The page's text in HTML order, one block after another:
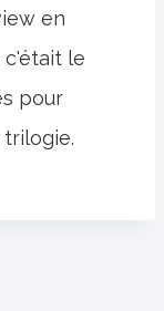
en
c'était le
pour